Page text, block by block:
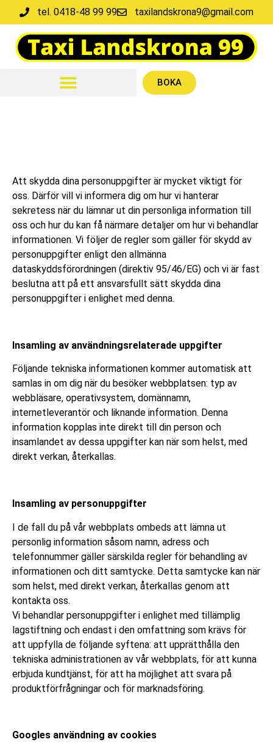
tel. 0418-48 99 99 taxilandskrona9@gmail.com
BOKA
Att skydda dina personuppgifter är mycket viktigt för
oss. Därför vill vi informera dig om hur vi hanterar
sekretess när du lämnar ut din personliga information till
oss och hur du kan få närmare detaljer om hur vi behandlar
informationen. Vi följer de regler som gäller för skydd av
personuppgifter enligt den allmänna
dataskyddsförordningen (direktiv 95/46/EG) och vi är fast
beslutna att på ett ansvarsfullt sätt skydda dina
personuppgifter i enlighet med denna.
Insamling av användningsrelaterade uppgifter
Följande tekniska informationen kommer automatisk att
samlas in om dig när du besöker webbplatsen: typ av
webbläsare, operativsystem, domännamn,
internetleverantör och liknande information. Denna
information kopplas inte direkt till din person och
insamlandet av dessa uppgifter kan när som helst, med
direkt verkan, återkallas.
Insamling av personuppgifter
I de fall du på vår webbplats ombeds att lämna ut
personlig information såsom namn, adress och
telefonnummer gäller särskilda regler för behandling av
informationen och ditt samtycke. Detta samtycke kan när
som helst, med direkt verkan, återkallas genom att
kontakta oss.
Vi behandlar personuppgifter i enlighet med tillämplig
lagstiftning och endast i den omfattning som krävs för
att uppfylla de följande syftena: att upprätthålla den
tekniska administrationen av vår webbplats, för att kunna
erbjuda kundtjänst, för att ha möjlighet att svara på
produktförfrågningar och för marknadsföring.
Googles användning av cookies